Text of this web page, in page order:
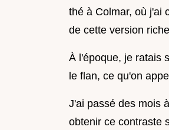
thé à Colmar, où j'ai
de cette version
À l'époque, je ratais
le flan, ce qu'on
J'ai passé des mois
obtenir ce contraste